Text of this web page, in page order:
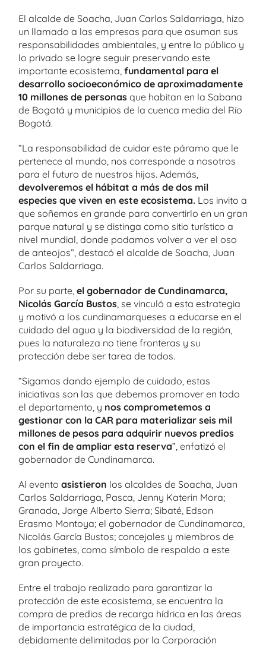
El alcalde de Soacha, Juan Carlos Saldarriaga, hizo
un llamado a las empresas para que asuman sus
responsabilidades ambientales, y entre lo público y
lo privado se logre seguir preservando este
importante ecosistema, fundamental para el
desarrollo socioeconómico de aproximadamente
10 millones de personas que habitan en la Sabana
de Bogotá y municipios de la cuenca media del Río
Bogotá.
“La responsabilidad de cuidar este páramo que le
pertenece al mundo, nos corresponde a nosotros
para el futuro de nuestros hijos. Además,
devolveremos el hábitat a más de dos mil
especies que viven en este ecosistema. Los invito a
que soñemos en grande para convertirlo en un gran
parque natural y se distinga como sitio turístico a
nivel mundial, donde podamos volver a ver el oso
de anteojos”, destacó el alcalde de Soacha, Juan
Carlos Saldarriaga.
Por su parte, el gobernador de Cundinamarca,
Nicolás García Bustos , se vinculó a esta estrategia
y motivó a los cundinamarqueses a educarse en el
cuidado del agua y la biodiversidad de la región,
pues la naturaleza no tiene fronteras y su
protección debe ser tarea de todos.
“Sigamos dando ejemplo de cuidado, estas
iniciativas son las que debemos promover en todo
el departamento, y nos comprometemos a
gestionar con la CAR para materializar seis mil
millones de pesos para adquirir nuevos predios
con el fin de ampliar esta reserva”, enfatizó el
gobernador de Cundinamarca.
Al evento asistieron los alcaldes de Soacha, Juan
Carlos Saldarriaga, Pasca, Jenny Katerin Mora;
Granada, Jorge Alberto Sierra; Sibaté, Edson
Erasmo Montoya; el gobernador de Cundinamarca,
Nicolás García Bustos; concejales y miembros de
los gabinetes, como símbolo de respaldo a este
gran proyecto.
Entre el trabajo realizado para garantizar la
protección de este ecosistema, se encuentra la
compra de predios de recarga hídrica en las áreas
de importancia estratégica de la ciudad,
debidamente delimitadas por la Corporación